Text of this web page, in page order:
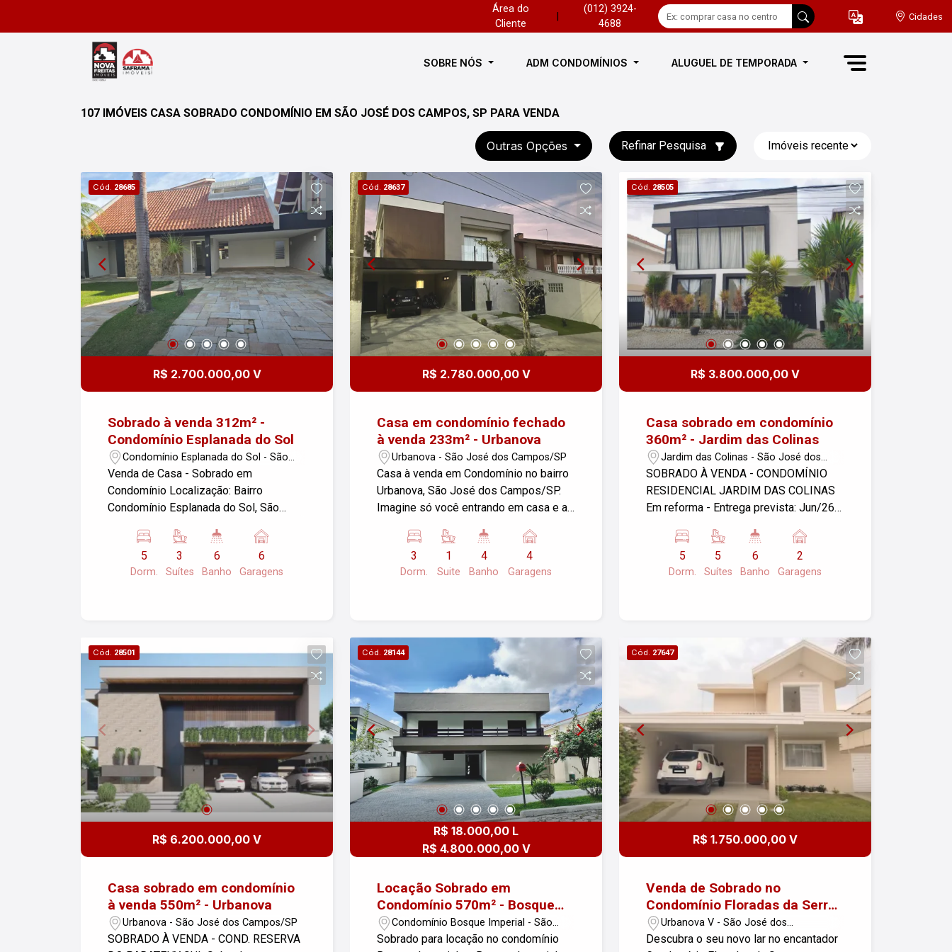
Área do
Cliente
(012) 3924-
4688
Cidades
SOBRE NÓS ADM CONDOMÍNIOS ALUGUEL DE TEMPORADA
107 IMÓVEIS CASA SOBRADO CONDOMÍNIO EM SÃO JOSÉ DOS CAMPOS, SP PARA VENDA
Outras Opções Refinar Pesquisa
Cód. 28685
R$ 2.700.000,00 V
Sobrado à venda 312m² -
Condomínio Esplanada do Sol
Condomínio Esplanada do Sol - São
José dos Campos/SP
Venda de Casa - Sobrado em
Condomínio Localização: Bairro
Condomínio Esplanada do Sol, São
do Imóvel: - Dormitórios: 05, sendo 03
suítes - Banheiro: 06 (02 cobertas e 04
descobertas) - Garagens: 06 - Lavabo,
espaço e conforto, ideal para famílias
que buscam qualidade de vida em um
condomínio seguro e bem localizado.
Entre em contato para mais
informações e agendar uma visita!
5
Dorm.
3
Suítes
6
Banho
6
Garagens
Cód. 28637
R$ 2.780.000,00 V
Casa em condomínio fechado
à venda 233m² - Urbanova
Urbanova - São José dos Campos/SP
Casa à venda em Condomínio no bairro
Urbanova, São José dos Campos/SP.
Imagine só você entrando em casa e a
pra te atender! Com 3 dormitórios, 1
suíte e sala com ar condicionado, 4
banheiros, lavabo, cozinha planejada e
de carro elétrico, oferecendo
comodidade e segurança. A área
construída é de 233m² e o terreno tem
252m², proporcionando espaço amplo e
bem distribuído. Se você busca
conforto e qualidade de vida em um
dos melhores bairros da cidade, essa é
uma excelente oportunidade. Para mais
informações, entre em contato. Esta
casa ira te encantar!
3
Dorm.
1
Suite
4
Banho
4
Garagens
Cód. 28505
R$ 3.800.000,00 V
Casa sobrado em condomínio
360m² - Jardim das Colinas
Jardim das Colinas - São José dos
Campos/SP
SOBRADO À VENDA - CONDOMÍNIO
RESIDENCIAL JARDIM DAS COLINAS
Em reforma - Entrega prevista: Jun/26
Construída: 365m² ? Valor: R$
3.800.000,00 ? Condomínio: R$ 500,00 ?
IPTU: R$ 2.440,00 Distribuição: ? 5
serviço ? Quintal com churrasqueira e
piscina2 vagas de garagem cobertas
Imóvel amplo, reformado e pronto para
entregar em um condomínio tradicional
e muito valorizado.
5
Dorm.
5
Suítes
6
Banho
2
Garagens
Cód. 28501
R$ 6.200.000,00 V
Casa sobrado em condomínio
à venda 550m² - Urbanova
Urbanova - São José dos Campos/SP
SOBRADO À VENDA - COND. RESERVA
Cód. 28144
R$ 18.000,00 L
R$ 4.800.000,00 V
Locação Sobrado em
Condomínio 570m² - Bosque
Imperial
Condomínio Bosque Imperial - São
José dos Campos/SP
Sobrado para locação no condomínio
Cód. 27647
R$ 1.750.000,00 V
Venda de Sobrado no
Condomínio Floradas da Serra
em São José dos Campos/SP
Urbanova V - São José dos
Campos/SP
Descubra o seu novo lar no encantador